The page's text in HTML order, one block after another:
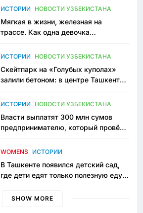
ИСТОРИИ НОВОСТИ УЗБЕКИСТАНА
Мягкая в жизни, железная на
трассе. Как одна девочка
Узбекистане
ИСТОРИИ НОВОСТИ УЗБЕКИСТАНА
Скейтпарк на «Голубых куполах»
залили бетоном: в центре Ташкента
пространство
ИСТОРИИ НОВОСТИ УЗБЕКИСТАНА
Власти выплатят 300 млн сумов
предпринимателю, который провёл
приговору
WOMENS ИСТОРИИ
В Ташкенте появился детский сад,
где дети едят только полезную еду.
просить «кашу без сахара»
SHOW MORE